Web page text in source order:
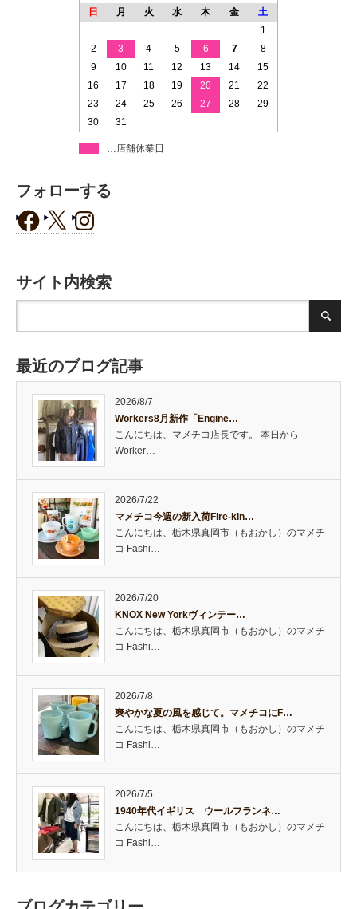
日
月 火 水 木 金
土
1
2
3 4 5 6 7
8
9
10 11 12 13 14
15
16
17 18 19 20 21
22
23
24 25 26 27 28
29
30
31
…店舗休業日
フォローする
サイト内検索
最近のブログ記事
2026/8/7
Workers8月新作「Engine…
こんにちは、マメチコ店長です。 本日から
Worker…
2026/7/22
マメチコ今週の新入荷Fire-kin…
こんにちは、栃木県真岡市（もおかし）のマメチ
コ Fashi…
2026/7/20
KNOX New Yorkヴィンテー…
こんにちは、栃木県真岡市（もおかし）のマメチ
コ Fashi…
2026/7/8
爽やかな夏の風を感じて。マメチコにF…
こんにちは、栃木県真岡市（もおかし）のマメチ
コ Fashi…
2026/7/5
1940年代イギリス ウールフランネ…
こんにちは、栃木県真岡市（もおかし）のマメチ
コ Fashi…